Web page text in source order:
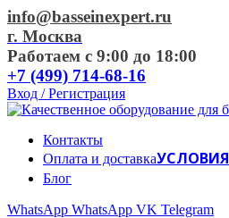
info@basseinexpert.ru
г. Москва
Работаем с 9:00 до 18:00
+7 (499) 714-68-16
Вход / Регистрация
Контакты
Оплата и доставкаУСЛОВИЯ
Блог
WhatsApp WhatsApp VK Telegram